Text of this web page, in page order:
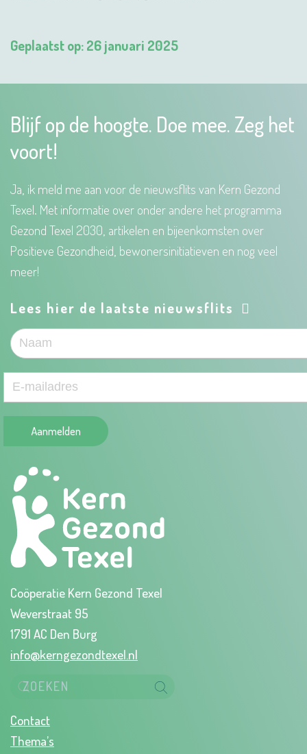
Geplaatst op: 26 januari 2025
Blijf op de hoogte. Doe mee. Zeg het
voort!
Ja, ik meld me aan voor de nieuwsflits van Kern Gezond
Texel. Met informatie over onder andere het programma
Gezond Texel 2030, artikelen en bijeenkomsten over
Positieve Gezondheid, bewonersinitiatieven en nog veel
meer!
Lees hier de laatste nieuwsflits
Aanmelden
Coöperatie Kern Gezond Texel
Weverstraat 95
1791 AC Den Burg
info@kerngezondtexel.nl
Contact
Thema’s